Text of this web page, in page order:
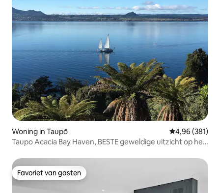
Woning in Taupō Gemiddelde
4,96 (381)
Taupo Acacia Bay Haven, BESTE geweldige uitzicht op het
Favoriet van gasten
Favoriet van gasten